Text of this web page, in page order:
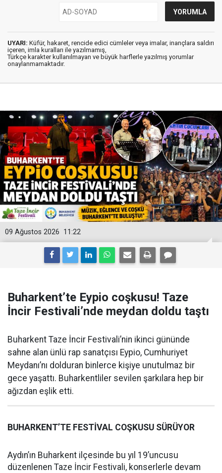
UYARI: Küfür, hakaret, rencide edici cümleler veya imalar, inançlara saldırı
içeren, imla kuralları ile yazılmamış,
Türkçe karakter kullanılmayan ve büyük harflerle yazılmış yorumlar
onaylanmamaktadır.
11:22
09 Ağustos 2026
Buharkent’te Eypio coşkusu! Taze
İncir Festivali’nde meydan doldu taştı
Buharkent Taze İncir Festivali’nin ikinci gününde
sahne alan ünlü rap sanatçısı Eypio, Cumhuriyet
Meydanı’nı dolduran binlerce kişiye unutulmaz bir
gece yaşattı. Buharkentliler sevilen şarkılara hep bir
ağızdan eşlik etti.
BUHARKENT’TE FESTİVAL COŞKUSU SÜRÜYOR
Aydın’ın Buharkent ilçesinde bu yıl 19’uncusu
düzenlenen Taze İncir Festivali, konserlerle devam